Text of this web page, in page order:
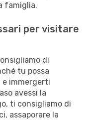
famiglia.
per visitare
di
tu possa
e immergerti
avessi la
ti consigliamo di
assaporare la